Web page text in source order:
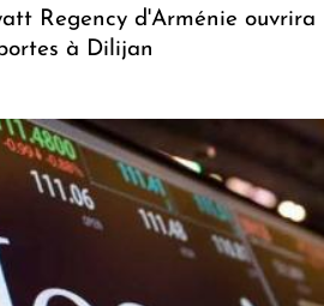
Regency d'Arménie ouvrira
à Dilijan